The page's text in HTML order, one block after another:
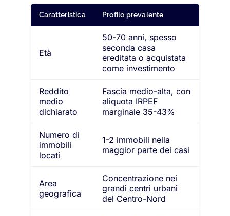
Caratteristica Profilo prevalente
Età
50-70 anni, spesso
seconda casa
ereditata o acquistata
come investimento
Reddito
medio
dichiarato
Fascia medio-alta, con
aliquota IRPEF
marginale 35-43%
Numero di
immobili
locati
1-2 immobili nella
maggior parte dei casi
Area
geografica
Concentrazione nei
grandi centri urbani
del Centro-Nord